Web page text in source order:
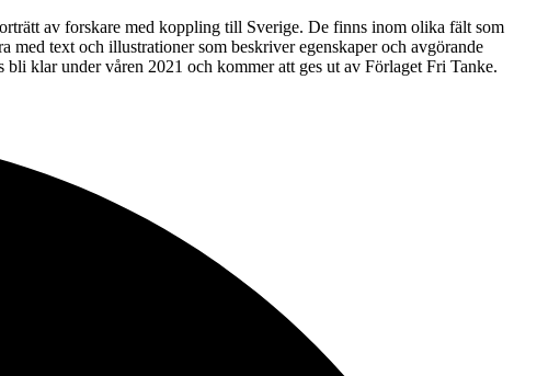
av forskare med koppling till Sverige. De finns inom olika fält som
med text och illustrationer som beskriver egenskaper och avgörande
klar under våren 2021 och kommer att ges ut av Förlaget Fri Tanke.